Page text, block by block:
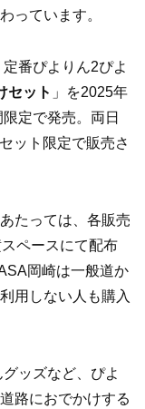
っています。
番ぴよりん2ぴよ
セット 」を2025年
定で発売。両日
ット限定で販売さ
たっては、各販売
ペースにて配布
岡崎は一般道か
用しない人も購入
ッズなど、ぴよ
路におでかけする